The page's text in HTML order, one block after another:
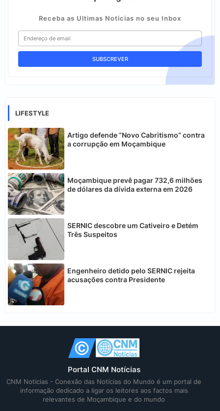
Receba as Ultimas Noticias no seu Inbox
LIFESTYLE
Artigo defende “Novo Cabritismo” contra
a corrupção em Moçambique
Moçambique prevê pagar 732,6 milhões
de dólares da dívida externa em 2026
SERNIC descobre um Cativeiro e Detém
Três Suspeitos
Engenheiro detido pelo SERNIC rejeita
acusações contra Presidente
Portal CNM Notícias
CNM Notícias - Conexão das Notícias do Mundo é um portal de
informação dedicado a ligar os leitores aos factos mais
relevantes de Moçambique e do mundo